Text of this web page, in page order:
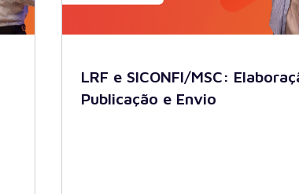
LRF e SICONFI/MSC:
Publicação e Envio